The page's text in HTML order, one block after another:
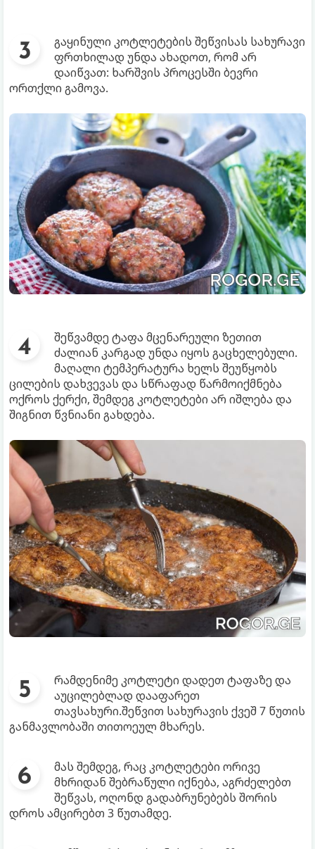
გაყინული კოტლეტების შეწვისას სახურავი
ფრთხილად უნდა ახადოთ, რომ არ
დაიწვათ: ხარშვის პროცესში ბევრი
ორთქლი გამოვა.
შეწვამდე ტაფა მცენარეული ზეთით
ძალიან კარგად უნდა იყოს გაცხელებული.
მაღალი ტემპერატურა ხელს შეუწყობს
ცილების დახვევას და სწრაფად წარმოიქმნება
ოქროს ქერქი, შემდეგ კოტლეტები არ იშლება და
შიგნით წვნიანი გახდება.
რამდენიმე კოტლეტი დადეთ ტაფაზე და
აუცილებლად დააფარეთ
თავსახური.შეწვით სახურავის ქვეშ 7 წუთის
განმავლობაში თითოეულ მხარეს.
მას შემდეგ, რაც კოტლეტები ორივე
მხრიდან შებრაწული იქნება, აგრძელებთ
შეწვას, ოღონდ გადაბრუნებებს შორის
დროს ამცირებთ 3 წუთამდე.